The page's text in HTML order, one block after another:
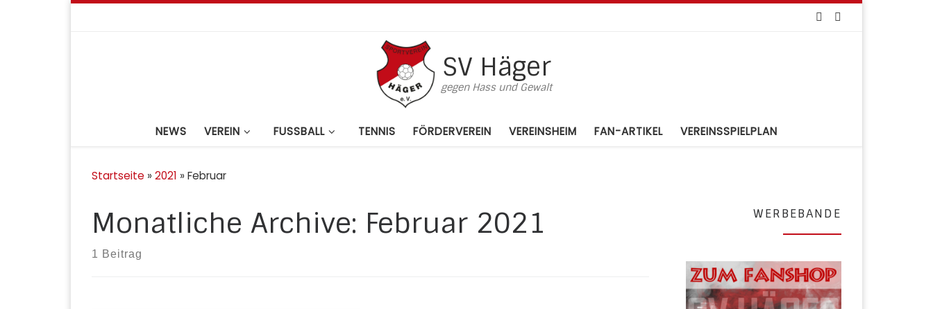
SV Häger
gegen Hass und Gewalt
NEWS VEREIN FUSSBALL TENNIS FÖRDERVEREIN VEREINSHEIM FAN-ARTIKEL VEREINSSPIELPLAN
Startseite » 2021 » Februar
Monatliche Archive: Februar 2021
1 Beitrag
WERBEBANDE